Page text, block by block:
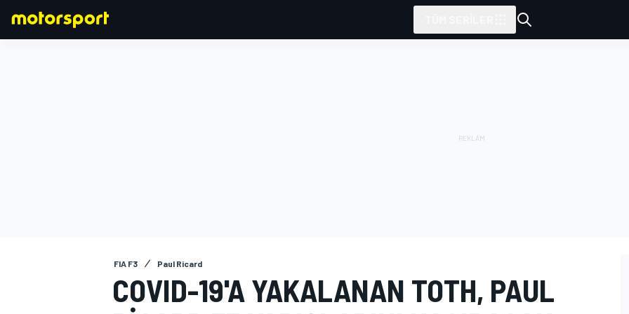
FIA F3 Paul Ricard
COVID-19'A YAKALANAN TOTH, PAUL